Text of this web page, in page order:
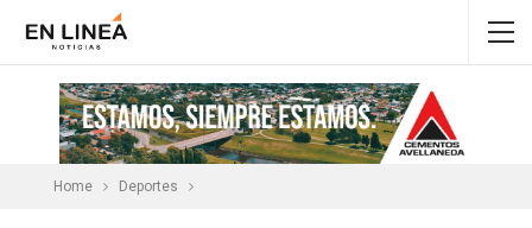
Home Deportes